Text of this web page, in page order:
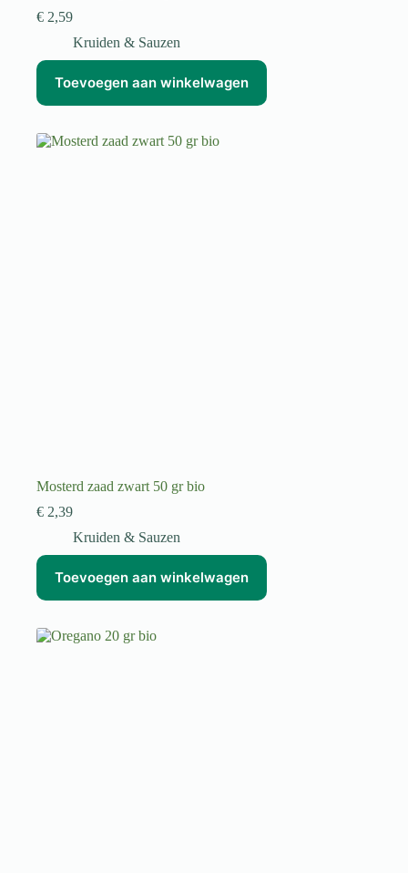
€ 2,59
Kruiden & Sauzen
Toevoegen aan winkelwagen
Mosterd zaad zwart 50 gr bio
€ 2,39
Kruiden & Sauzen
Toevoegen aan winkelwagen